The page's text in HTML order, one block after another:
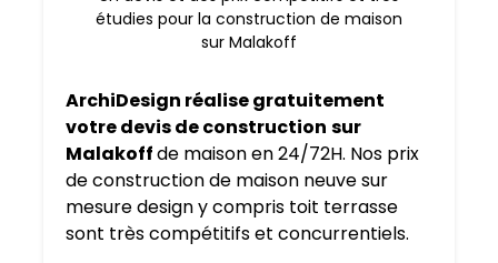
étudies pour la construction de maison
sur Malakoff
ArchiDesign réalise gratuitement
votre devis de construction sur
Malakoffde maison en 24/72H. Nos prix
de construction de maison neuve sur
mesure design y compris toit terrasse
sont très compétitifs et concurrentiels.